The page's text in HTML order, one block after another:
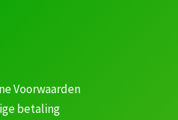
Voorwaarden
betaling